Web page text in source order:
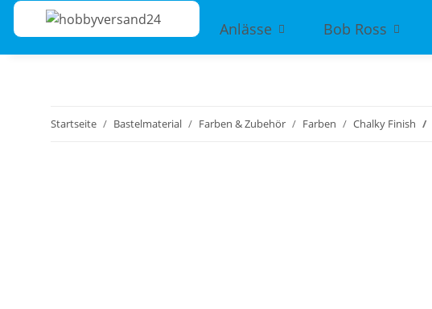
Anlässe Bob Ross
Startseite Bastelmaterial Farben & Zubehör Farben Chalky Finish